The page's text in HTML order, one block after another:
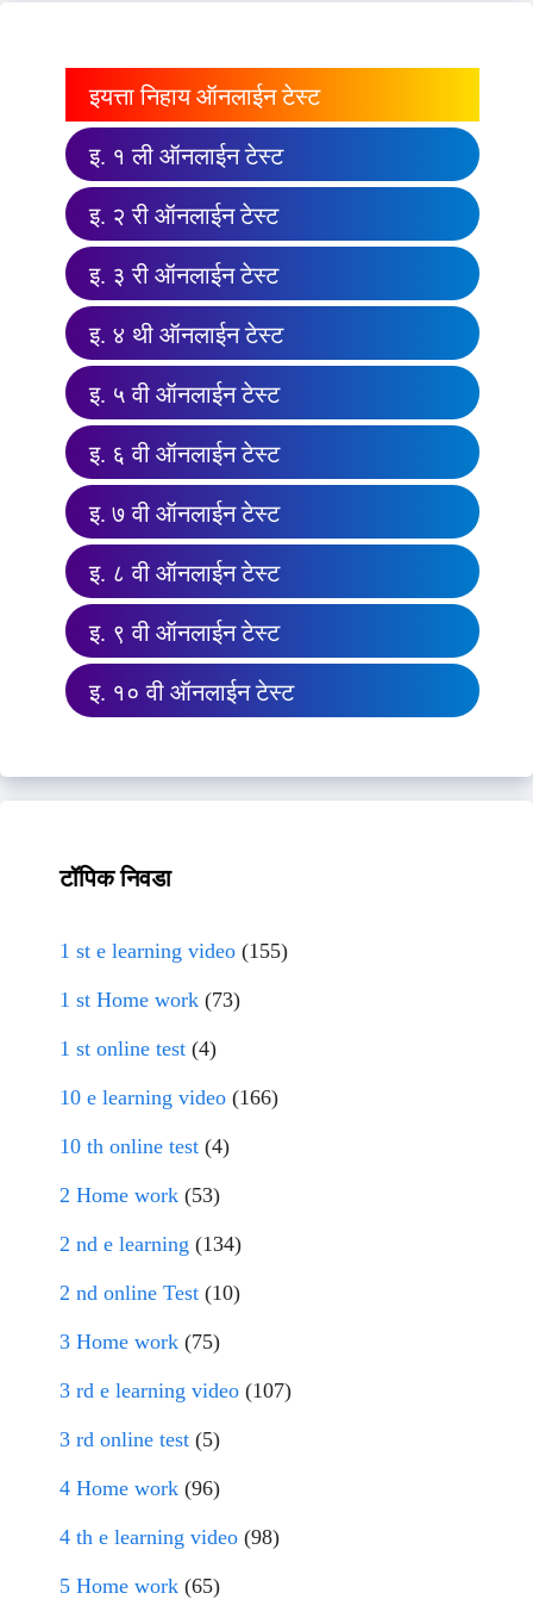
इयत्ता निहाय ऑनलाईन टेस्ट
इ. १ ली ऑनलाईन टेस्ट
इ. २ री ऑनलाईन टेस्ट
इ. ३ री ऑनलाईन टेस्ट
इ. ४ थी ऑनलाईन टेस्ट
इ. ५ वी ऑनलाईन टेस्ट
इ. ६ वी ऑनलाईन टेस्ट
इ. ७ वी ऑनलाईन टेस्ट
इ. ८ वी ऑनलाईन टेस्ट
इ. ९ वी ऑनलाईन टेस्ट
इ. १० वी ऑनलाईन टेस्ट
टॉपिक निवडा
1 st e learning video (155)
1 st Home work (73)
1 st online test (4)
10 e learning video (166)
10 th online test (4)
2 Home work (53)
2 nd e learning (134)
2 nd online Test (10)
3 Home work (75)
3 rd e learning video (107)
3 rd online test (5)
4 Home work (96)
4 th e learning video (98)
5 Home work (65)